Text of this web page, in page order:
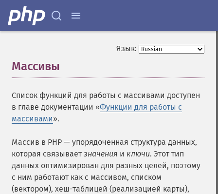
Язык:
Массивы
Список функций для работы с массивами доступен
в главе документации «Функции для работы с
массивами».
Массив в PHP — упорядоченная структура данных,
которая связывает значения и ключи. Этот тип
данных оптимизирован для разных целей, поэтому
с ним работают как с массивом, списком
(вектором), хеш-таблицей (реализацией карты),